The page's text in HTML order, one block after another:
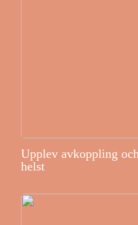
Upplev avkoppling
helst